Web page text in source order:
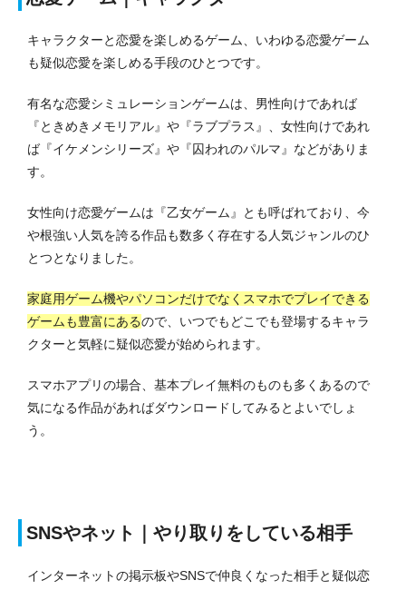
キャラクターと恋愛を楽しめるゲーム、いわゆる恋愛ゲーム
も疑似恋愛を楽しめる手段のひとつです。
有名な恋愛シミュレーションゲームは、男性向けであれば
『ときめきメモリアル』や『ラブプラス』、女性向けであれ
ば『イケメンシリーズ』や『囚われのパルマ』などがありま
す。
女性向け恋愛ゲームは『乙女ゲーム』とも呼ばれており、今
や根強い人気を誇る作品も数多く存在する人気ジャンルのひ
とつとなりました。
家庭用ゲーム機やパソコンだけでなくスマホでプレイできる
ゲームも豊富にあるので、いつでもどこでも登場するキャラ
クターと気軽に疑似恋愛が始められます。
スマホアプリの場合、基本プレイ無料のものも多くあるので
気になる作品があればダウンロードしてみるとよいでしょ
う。
SNSやネット｜やり取りをしている相手
インターネットの掲示板やSNSで仲良くなった相手と疑似恋